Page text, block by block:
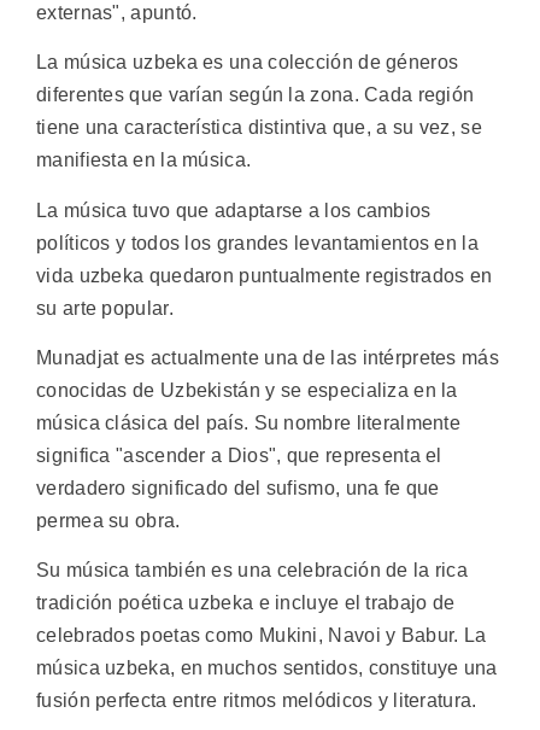
externas", apuntó.
La música uzbeka es una colección de géneros
diferentes que varían según la zona. Cada región
tiene una característica distintiva que, a su vez, se
manifiesta en la música.
La música tuvo que adaptarse a los cambios
políticos y todos los grandes levantamientos en la
vida uzbeka quedaron puntualmente registrados en
su arte popular.
Munadjat es actualmente una de las intérpretes más
conocidas de Uzbekistán y se especializa en la
música clásica del país. Su nombre literalmente
significa "ascender a Dios", que representa el
verdadero significado del sufismo, una fe que
permea su obra.
Su música también es una celebración de la rica
tradición poética uzbeka e incluye el trabajo de
celebrados poetas como Mukini, Navoi y Babur. La
música uzbeka, en muchos sentidos, constituye una
fusión perfecta entre ritmos melódicos y literatura.